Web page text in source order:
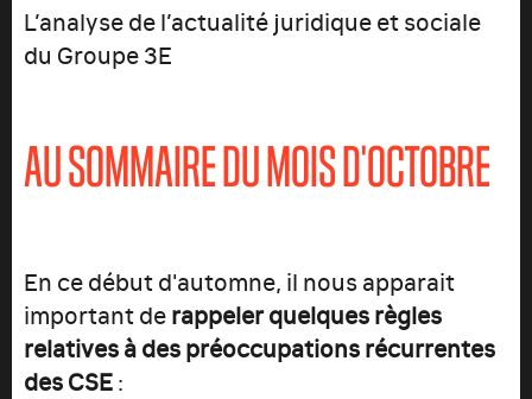
L’analyse de l’actualité juridique et sociale
du Groupe 3E
AU SOMMAIRE DU MOIS D'OCTOBRE
En ce début d'automne, il nous apparait
important derappeler quelques règles
relatives à des préoccupations récurrentes
des CSE: